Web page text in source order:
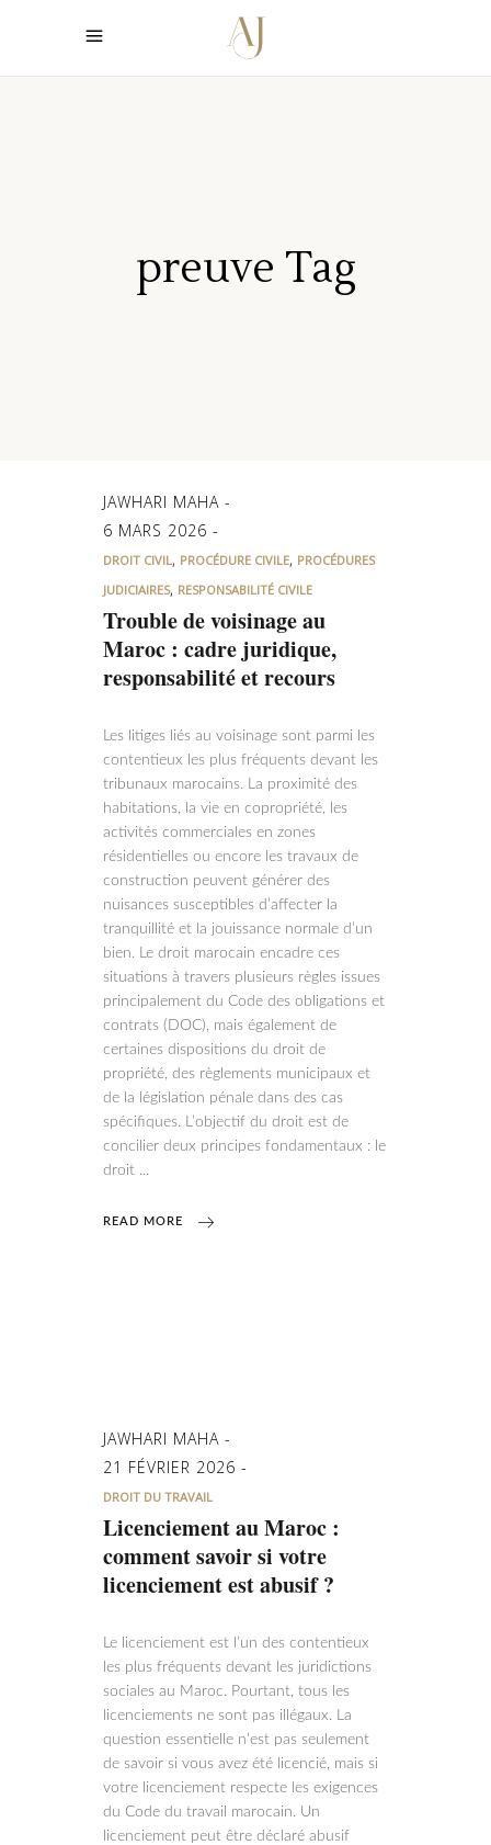
preuve Tag
JAWHARI MAHA
6 MARS 2026
DROIT CIVIL, PROCÉDURE CIVILE, PROCÉDURES
JUDICIAIRES, RESPONSABILITÉ CIVILE
Trouble de voisinage au
Maroc : cadre juridique,
responsabilité et recours
Les litiges liés au voisinage sont parmi les
contentieux les plus fréquents devant les
tribunaux marocains. La proximité des
habitations, la vie en copropriété, les
activités commerciales en zones
résidentielles ou encore les travaux de
construction peuvent générer des
nuisances susceptibles d’affecter la
tranquillité et la jouissance normale d’un
bien. Le droit marocain encadre ces
situations à travers plusieurs règles issues
principalement du Code des obligations et
contrats (DOC), mais également de
certaines dispositions du droit de
propriété, des règlements municipaux et
de la législation pénale dans des cas
spécifiques. L’objectif du droit est de
concilier deux principes fondamentaux : le
droit
READ MORE
JAWHARI MAHA
21 FÉVRIER 2026
DROIT DU TRAVAIL
Licenciement au Maroc :
comment savoir si votre
licenciement est abusif ?
Le licenciement est l’un des contentieux
les plus fréquents devant les juridictions
sociales au Maroc. Pourtant, tous les
licenciements ne sont pas illégaux. La
question essentielle n’est pas seulement
de savoir si vous avez été licencié, mais si
votre licenciement respecte les exigences
du Code du travail marocain. Un
licenciement peut être déclaré abusif